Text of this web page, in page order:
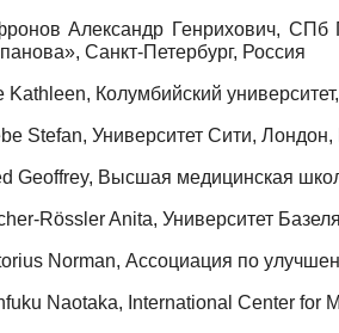
Александр Генрихович, СПб
Санкт-Петербург, Россия
Kathleen, Колумбийский
Stefan, Университет Сити,
Geoffrey, Высшая медицинская
Rössler Anita, Университет
Norman, Ассоциация по
Naotaka, International Center for